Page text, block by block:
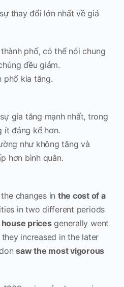
thay đổi lớn nhất về giá
phố, có thể nói chung
đều giảm.
phố kia tăng.
gia tăng mạnh nhất, trong
ít đáng kể hơn.
như không tăng và
hơn bình quân.
changes in the cost of a
in two different periods
house pricesgenerally went
increased in the later
saw the most vigorous